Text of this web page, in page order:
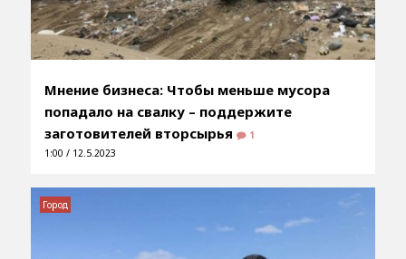
Мнение бизнеса: Чтобы меньше мусора
попадало на свалку – поддержите
заготовителей вторсырья
1
1:00 / 12.5.2023
Город